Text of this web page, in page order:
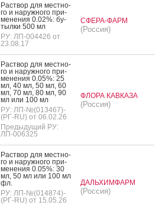
Рас­твор для мес­тно­
го и на­руж­но­го при­
мене­ния 0.02%: бу­
тыл­ки 500 мл
РУ: ЛП-004426 от
23.08.17
СФЕРА-ФАРМ
(Россия)
Рас­твор для мес­тно­
го и на­руж­но­го при­
мене­ния 0.05%: 25
мл, 40 мл, 50 мл, 60
мл, 70 мл, 80 мл, 90
мл или 100 мл
РУ: ЛП-№(013467)-
(РГ-RU) от 06.02.26
Предыдущий РУ:
ЛП-006325
ФЛОРА КАВКАЗА
(Россия)
Рас­твор для мес­тно­
го и на­руж­но­го при­
мене­ния 0.05%: 30
мл, 50 мл или 100 мл
фл.
РУ: ЛП-№(014874)-
(РГ-RU) от 15.05.26
ДАЛЬХИМФАРМ
(Россия)